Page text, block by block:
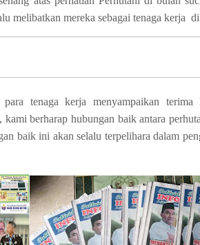
melibatkan mereka sebagai tenaga kerja
tenaga kerja menyampaikan terima
kami berharap hubungan baik antara
baik ini akan selalu terpelihara dalam